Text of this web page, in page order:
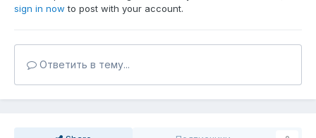
sign in now to post with your account.
Ответить в тему...